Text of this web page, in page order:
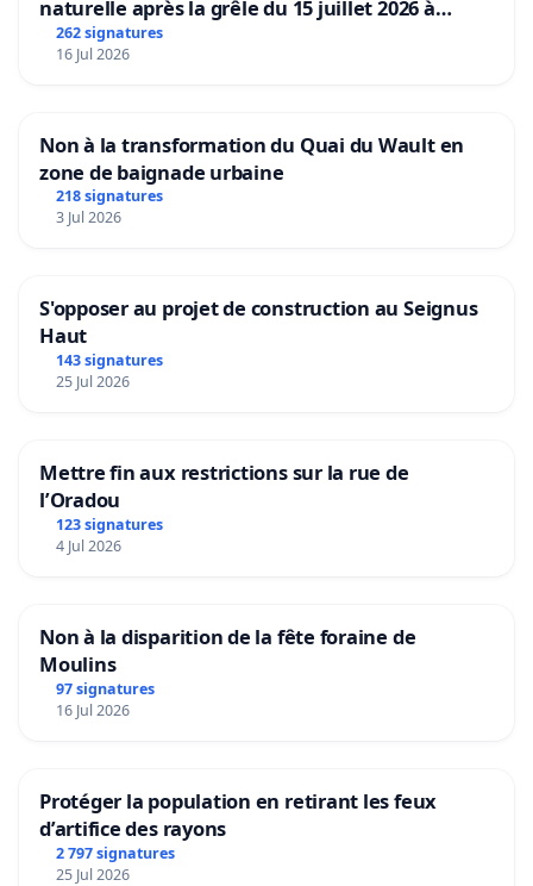
naturelle après la grêle du 15 juillet 2026 à
Aubenas et ses alentours
262 signatures
16 Jul 2026
Non à la transformation du Quai du Wault en
zone de baignade urbaine
218 signatures
3 Jul 2026
S'opposer au projet de construction au Seignus
Haut
143 signatures
25 Jul 2026
Mettre fin aux restrictions sur la rue de
l’Oradou
123 signatures
4 Jul 2026
Non à la disparition de la fête foraine de
Moulins
97 signatures
16 Jul 2026
Protéger la population en retirant les feux
d’artifice des rayons
2 797 signatures
25 Jul 2026